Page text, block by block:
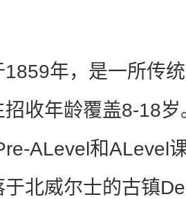
年，是一所传
收年龄覆盖8-18岁
ALevel和ALevel
北威尔士的古镇